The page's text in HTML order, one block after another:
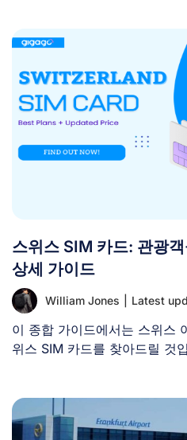
스위스 SIM 카드: 관광
상세 가이드
William Jones Latest
이 종합 가이드에서는 스위스
위스 SIM 카드를 찾아드릴 것